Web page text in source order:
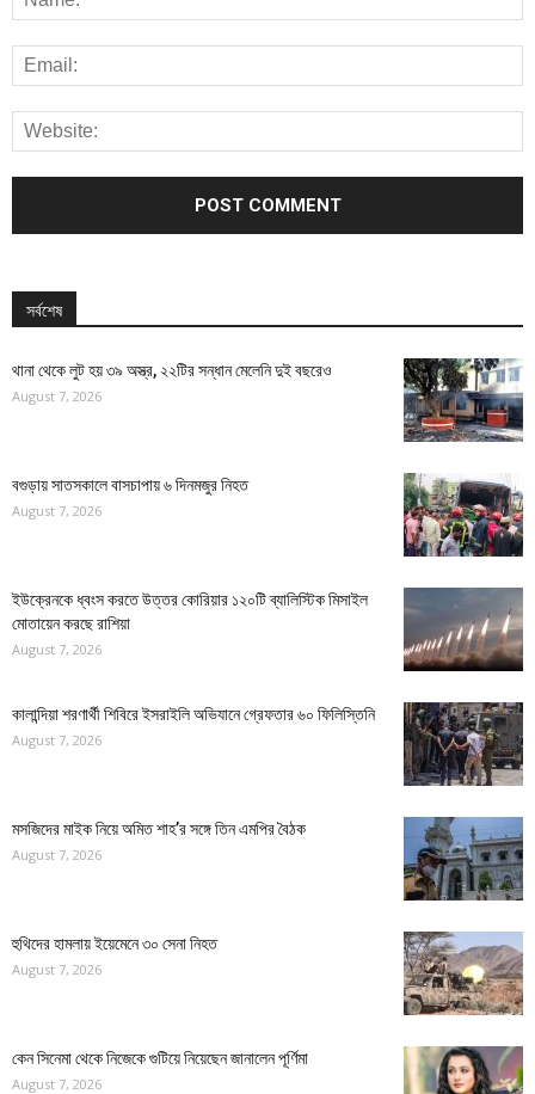
সর্বশেষ
থানা থেকে লুট হয় ৩৯ অস্ত্র, ২২টির সন্ধান মেলেনি দুই বছরেও
August 7, 2026
বগুড়ায় সাতসকালে বাসচাপায় ৬ দিনমজুর নিহত
August 7, 2026
ইউক্রেনকে ধ্বংস করতে উত্তর কোরিয়ার ১২০টি ব্যালিস্টিক মিসাইল
মোতায়েন করছে রাশিয়া
August 7, 2026
কালান্দিয়া শরণার্থী শিবিরে ইসরাইলি অভিযানে গ্রেফতার ৬০ ফিলিস্তিনি
August 7, 2026
মসজিদের মাইক নিয়ে অমিত শাহ’র সঙ্গে তিন এমপির বৈঠক
August 7, 2026
হুথিদের হামলায় ইয়েমেনে ৩০ সেনা নিহত
August 7, 2026
কেন সিনেমা থেকে নিজেকে গুটিয়ে নিয়েছেন জানালেন পূর্ণিমা
August 7, 2026